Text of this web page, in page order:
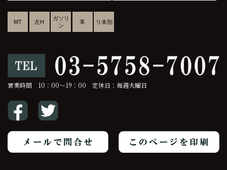
MT 左H
ガソリ
ン
革 リ未別
営業時間 10：00～19：00 定休日：毎週火曜日